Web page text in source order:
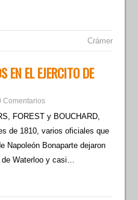
Crámer
EN EL EJERCITO DE
Comentarios
FOREST y BOUCHARD,
de 1810, varios oficiales que
Napoleón Bonaparte dejaron
de Waterloo y casi…